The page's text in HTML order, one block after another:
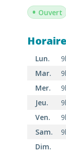
• Ouvert
Lun.
Mar.
Mer.
Jeu.
Ven.
Sam.
Dim.